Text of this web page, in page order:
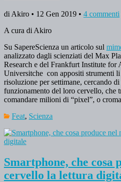
di Akiro • 12 Gen 2019 • 4 commenti
A cura di Akiro
Su SapereScienza un articolo sul
analizzato dagli scienziati del Max
Research e del Frankfurt Institute for
Universitche con appositi strumenti
risoluzione per settimane, cercando
funzionamento del loro cervello, che
comandare milioni di “pixel”, o
Feat, Scienza
Smartphone, che cosa
cervello la lettura